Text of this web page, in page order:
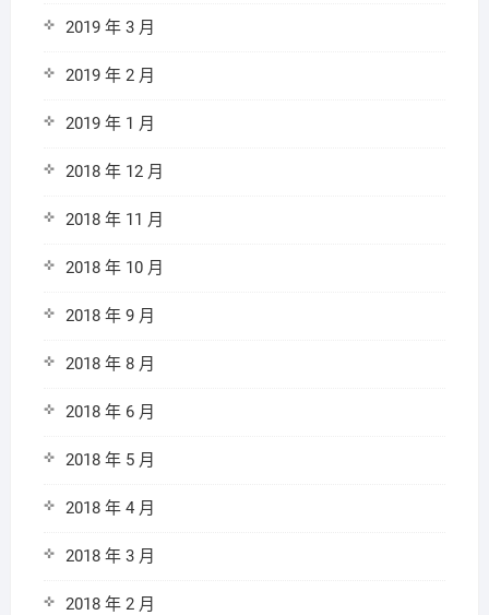
2019 年 3 月
2019 年 2 月
2019 年 1 月
2018 年 12 月
2018 年 11 月
2018 年 10 月
2018 年 9 月
2018 年 8 月
2018 年 6 月
2018 年 5 月
2018 年 4 月
2018 年 3 月
2018 年 2 月